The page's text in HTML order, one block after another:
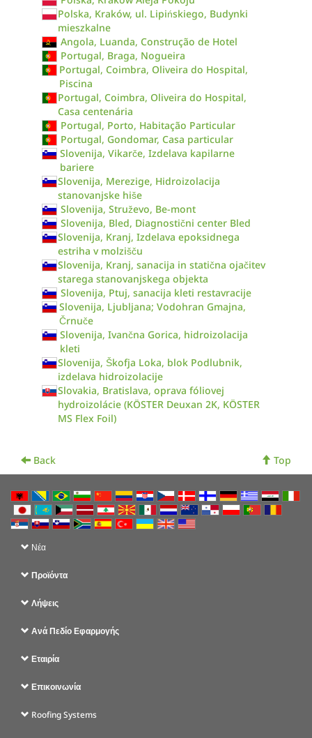
Polska, Kraków, ul. Lipińskiego, Budynki
mieszkalne
Angola, Luanda, Construção de Hotel
Portugal, Braga, Nogueira
Portugal, Coimbra, Oliveira do Hospital,
Piscina
Portugal, Coimbra, Oliveira do Hospital,
Casa centenária
Portugal, Porto, Habitação Particular
Portugal, Gondomar, Casa particular
Slovenija, Vikarče, Izdelava kapilarne
bariere
Slovenija, Merezige, Hidroizolacija
stanovanjske hiše
Slovenija, Struževo, Be-mont
Slovenija, Bled, Diagnostični center Bled
Slovenija, Kranj, Izdelava epoksidnega
estriha v molzišču
Slovenija, Kranj, sanacija in statična ojačitev
starega stanovanjskega objekta
Slovenija, Ptuj, sanacija kleti restavracije
Slovenija, Ljubljana; Vodohran Gmajna,
Črnuče
Slovenija, Ivančna Gorica, hidroizolacija
kleti
Slovenija, Škofja Loka, blok Podlubnik,
izdelava hidroizolacije
Slovakia, Bratislava, oprava fóliovej
hydroizolácie (KÖSTER Deuxan 2K, KÖSTER
MS Flex Foil)
Back Top
Νέα
Προϊόντα
Λήψεις
Ανά Πεδίο Εφαρμογής
Εταιρία
Επικοινωνία
Roofing Systems